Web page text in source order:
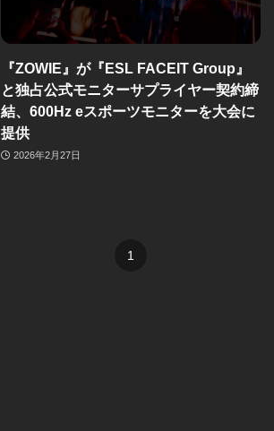
『ZOWIE』が『ESL FACEIT Group』
と独占公式モニターサプライヤー契約締
結、600Hz eスポーツモニターを大会に
提供
2026年2月27日
1